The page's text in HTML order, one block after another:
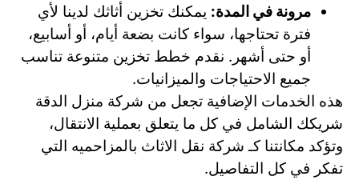
مرونة في المدة: يمكنك تخزين أثاثك لدينا لأي
فترة تحتاجها، سواء كانت بضعة أيام، أو أسابيع،
أو حتى أشهر. نقدم خطط تخزين متنوعة تناسب
جميع الاحتياجات والميزانيات.
هذه الخدمات الإضافية تجعل من شركة منزل الدقة
شريكك الشامل في كل ما يتعلق بعملية الانتقال،
وتؤكد مكانتنا كـ شركة نقل الاثاث بالمزاحميه التي
تفكر في كل التفاصيل.